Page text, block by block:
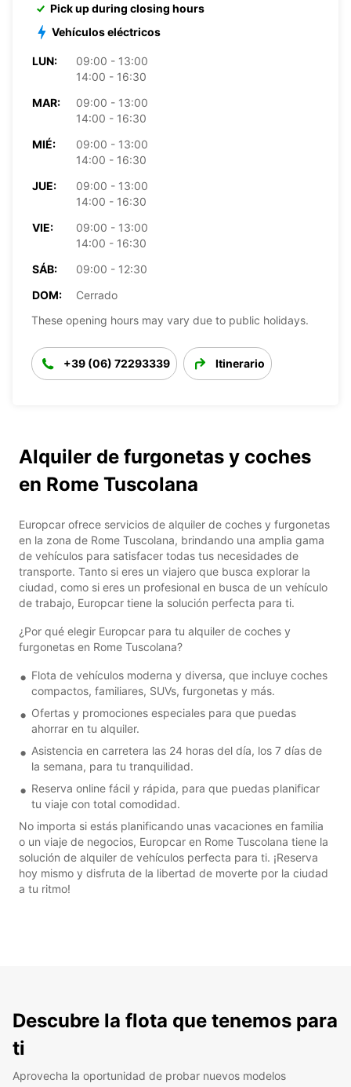
Pick up during closing hours
Vehículos eléctricos
LUN:
09:00 - 13:00
14:00 - 16:30
MAR:
09:00 - 13:00
14:00 - 16:30
MIÉ:
09:00 - 13:00
14:00 - 16:30
JUE:
09:00 - 13:00
14:00 - 16:30
VIE:
09:00 - 13:00
14:00 - 16:30
SÁB:
09:00 - 12:30
DOM:
Cerrado
These opening hours may vary due to public holidays.
+39 (06) 72293339 Itinerario
Alquiler de furgonetas y coches
en Rome Tuscolana
Europcar ofrece servicios de alquiler de coches y furgonetas
en la zona de Rome Tuscolana, brindando una amplia gama
de vehículos para satisfacer todas tus necesidades de
transporte. Tanto si eres un viajero que busca explorar la
ciudad, como si eres un profesional en busca de un vehículo
de trabajo, Europcar tiene la solución perfecta para ti.
¿Por qué elegir Europcar para tu alquiler de coches y
furgonetas en Rome Tuscolana?
Flota de vehículos moderna y diversa, que incluye coches
compactos, familiares, SUVs, furgonetas y más.
Ofertas y promociones especiales para que puedas
ahorrar en tu alquiler.
Asistencia en carretera las 24 horas del día, los 7 días de
la semana, para tu tranquilidad.
Reserva online fácil y rápida, para que puedas planificar
tu viaje con total comodidad.
No importa si estás planificando unas vacaciones en familia
o un viaje de negocios, Europcar en Rome Tuscolana tiene la
solución de alquiler de vehículos perfecta para ti. ¡Reserva
hoy mismo y disfruta de la libertad de moverte por la ciudad
a tu ritmo!
Descubre la flota que tenemos para
ti
Aprovecha la oportunidad de probar nuevos modelos